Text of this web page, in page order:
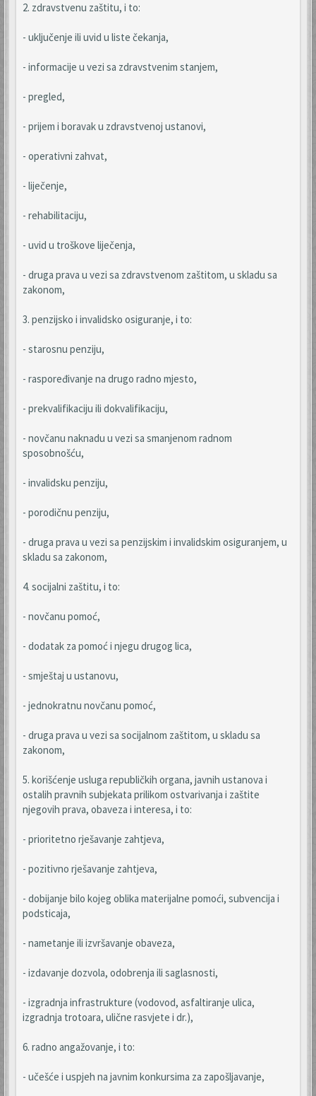
2. zdravstvenu zaštitu, i to:
- uključenje ili uvid u liste čekanja,
- informacije u vezi sa zdravstvenim stanjem,
- pregled,
- prijem i boravak u zdravstvenoj ustanovi,
- operativni zahvat,
- liječenje,
- rehabilitaciju,
- uvid u troškove liječenja,
- druga prava u vezi sa zdravstvenom zaštitom, u skladu sa
zakonom,
3. penzijsko i invalidsko osiguranje, i to:
- starosnu penziju,
- raspoređivanje na drugo radno mjesto,
- prekvalifikaciju ili dokvalifikaciju,
- novčanu naknadu u vezi sa smanjenom radnom
sposobnošću,
- invalidsku penziju,
- porodičnu penziju,
- druga prava u vezi sa penzijskim i invalidskim osiguranjem, u
skladu sa zakonom,
4. socijalni zaštitu, i to:
- novčanu pomoć,
- dodatak za pomoć i njegu drugog lica,
- smještaj u ustanovu,
- jednokratnu novčanu pomoć,
- druga prava u vezi sa socijalnom zaštitom, u skladu sa
zakonom,
5. korišćenje usluga republičkih organa, javnih ustanova i
ostalih pravnih subjekata prilikom ostvarivanja i zaštite
njegovih prava, obaveza i interesa, i to:
- prioritetno rješavanje zahtjeva,
- pozitivno rješavanje zahtjeva,
- dobijanje bilo kojeg oblika materijalne pomoći, subvencija i
podsticaja,
- nametanje ili izvršavanje obaveza,
- izdavanje dozvola, odobrenja ili saglasnosti,
- izgradnja infrastrukture (vodovod, asfaltiranje ulica,
izgradnja trotoara, ulične rasvjete i dr.),
6. radno angažovanje, i to:
- učešće i uspjeh na javnim konkursima za zapošljavanje,